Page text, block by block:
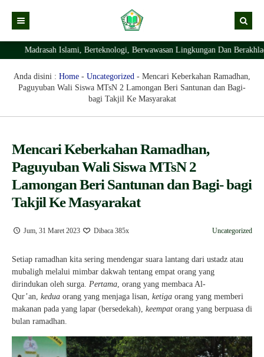
Kabar
Kabar Madrasah
Profil Madrasah
Sejarah Berdirinya Madrasah
Ekstrakurikuler Madrasah
Prestasi Madrasah
Layanan Digital
KURIKULUM
RDM
Struktur Organisasi Madrasah
Madrasah Islami, Berteknologi, Berwawasan Lingkungan Dan Berakhlaqul
Anda disini : Home - Uncategorized - Mencari Keberkahan Ramadhan,
Paguyuban Wali Siswa MTsN 2 Lamongan Beri Santunan dan Bagi-
bagi Takjil Ke Masyarakat
Mencari Keberkahan Ramadhan,
Paguyuban Wali Siswa MTsN 2
Lamongan Beri Santunan dan Bagi- bagi
Takjil Ke Masyarakat
Jum, 31 Maret 2023 Dibaca 385x Uncategorized
Setiap ramadhan kita sering mendengar suara lantang dari ustadz atau
mubaligh melalui mimbar dakwah tentang empat orang yang
dirindukan oleh surga. Pertama, orang yang membaca Al-
Qur’an, kedua orang yang menjaga lisan, ketiga orang yang memberi
makanan pada yang lapar (bersedekah), keempat orang yang berpuasa di
bulan ramadhan.